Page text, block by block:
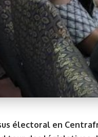
électoral en